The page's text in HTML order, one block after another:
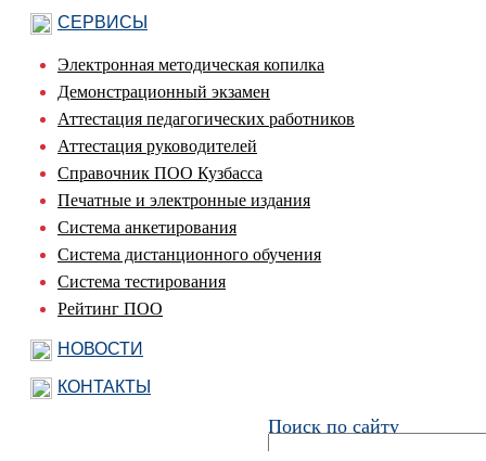
Поиск по сайту
СЕРВИСЫ
Электронная методическая копилка
Демонстрационный экзамен
Аттестация педагогических работников
Аттестация руководителей
Справочник ПОО Кузбасса
Печатные и электронные издания
Система анкетирования
Система дистанционного обучения
Система тестирования
Рейтинг ПОО
НОВОСТИ
КОНТАКТЫ